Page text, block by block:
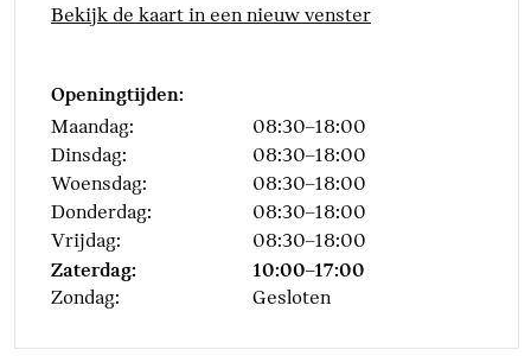
Bekijk de kaart in een nieuw venster
Openingtijden:
Maandag:
08:30–18:00
Dinsdag:
08:30–18:00
Woensdag:
08:30–18:00
Donderdag:
08:30–18:00
Vrijdag:
08:30–18:00
Zaterdag: 10:00–17:00
Zondag: Gesloten